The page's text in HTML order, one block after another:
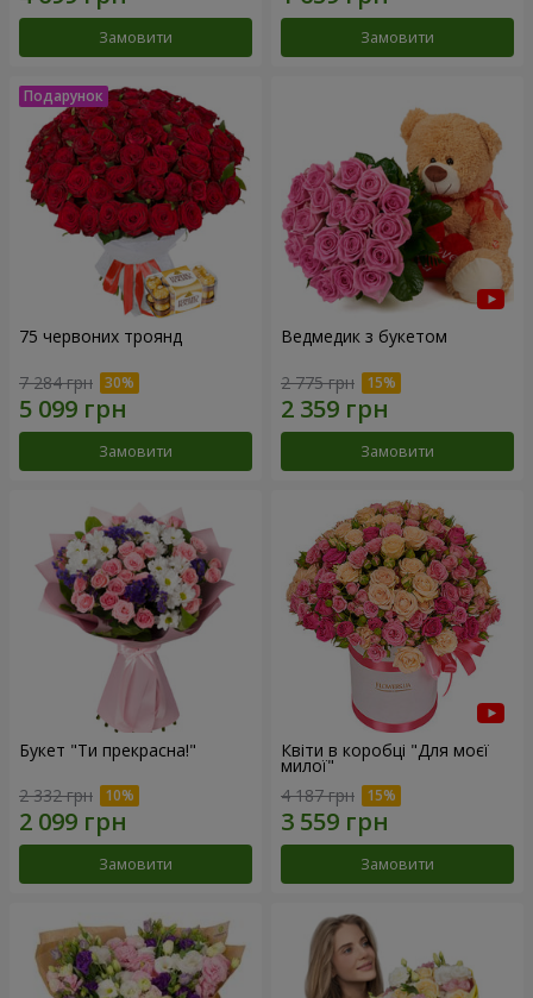
Замовити Замовити
75 червоних троянд
7 284 грн
Замовити
Ведмедик з букетом
2 775 грн
Замовити
Букет "Ти прекрасна!"
2 332 грн
Замовити
Квіти в коробці "Для моєї
милої"
4 187 грн
Замовити